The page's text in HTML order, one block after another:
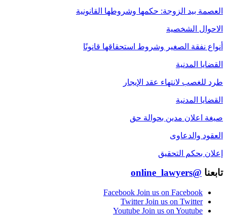
العصمة بيد الزوجة: حكمها وشروطها القانونية
الاحوال الشخصية
أنواع نفقة الصغير وشروط استحقاقها قانونًا
القضايا المدنية
طرد للغصب لانتهاء عقد الإيجار
القضايا المدنية
صيغة اعلان مدين بحوالة حق
العقود والدعاوى
إعلان بحكم التحقيق
تابعنا @online_lawyers
Facebook Join us on Facebook
Twitter Join us on Twitter
Youtube Join us on Youtube